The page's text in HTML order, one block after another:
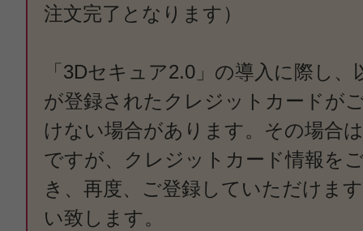
注文完了となります）
「3Dセキュア2.0」の導入に際し、
が登録されたクレジットカードが
けない場合があります。その場合
ですが、クレジットカード情報を
き、再度、ご登録していただけま
い致します。